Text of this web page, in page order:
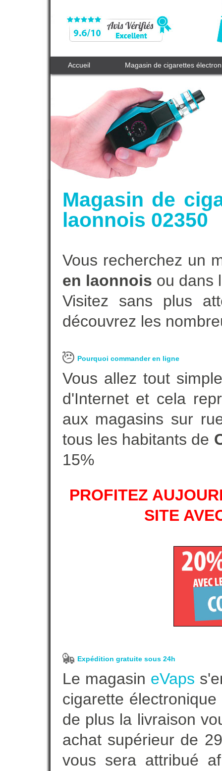
Accueil Magasin de cigarettes
Magasin de
laonnois 02350
Vous recherchez un
en laonnois ou dans
Visitez sans plus
découvrez les
Pourquoi commander en ligne
Vous allez tout
d'Internet et cela
aux magasins sur
tous les habitants de
15%
PROFITEZ
SITE
Expédition gratuite sous 24h
Le magasin eVaps
cigarette
de plus la livraison
achat supérieur de
vous sera attribué